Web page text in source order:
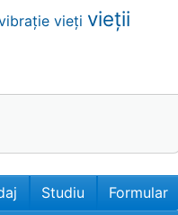
vieți vieții
Studiu
Formular